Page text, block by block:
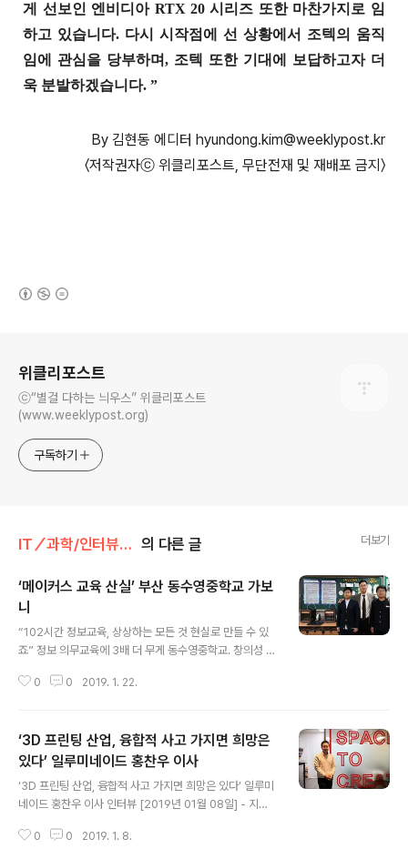
게 선보인 엔비디아 RTX 20 시리즈 또한 마찬가지로 임
하고 있습니다. 다시 시작점에 선 상황에서 조텍의 움직
임에 관심을 당부하며, 조텍 또한 기대에 보답하고자 더
욱 분발하겠습니다. ”
By 김현동 에디터 hyundong.kim@weeklypost.kr
〈저작권자ⓒ 위클리포스트, 무단전재 및 재배포 금지〉
위클리포스트
ⓒ“별걸 다하는 늬우스” 위클리포스트
(www.weeklypost.org)
구독하기
IT／과학/인터뷰／칼럼 의 다른 글 더보기
‘메이커스 교육 산실’ 부산 동수영중학교 가보
니
“102시간 정보교육, 상상하는 모든 것 현실로 만들 수 있
죠” 정보 의무교육에 3배 더 무게 동수영중학교. 창의성 증
이 촉발한 ‘코딩교육’ 열풍 속에서 우리나라도 예외는 아니
중학교에 정보 과목이 정규 교과과목에 편성되면서 연간 3
4시간 의무교육이 도입된 탓이다. 주 1시간꼴이다. 하지만
여전히 현장은 혼란스럽다. 당장 어디서부터 가르쳐야 할
지도 애매하다는 소리가 들린다. 그런데 예외인 학교가 있
다. 예전부터 2학년은 주 1시간, 3학년은 주 2시간씩 총 1
02시간을 의무적으로 배우고 있는 학교다. 무려 의무적으
0 0 2019. 1. 22.
‘3D 프린팅 산업, 융합적 사고 가지면 희망은
있다’ 일루미네이드 홍찬우 이사
‘3D 프린팅 산업, 융합적 사고 가지면 희망은 있다’ 일루미
네이드 홍찬우 이사 인터뷰 [2019년 01월 08일] - 지난
진행되고 있는 대표적인 분야를 꼽으라면 역시 3D 프린팅
0 0 2019. 1. 8.